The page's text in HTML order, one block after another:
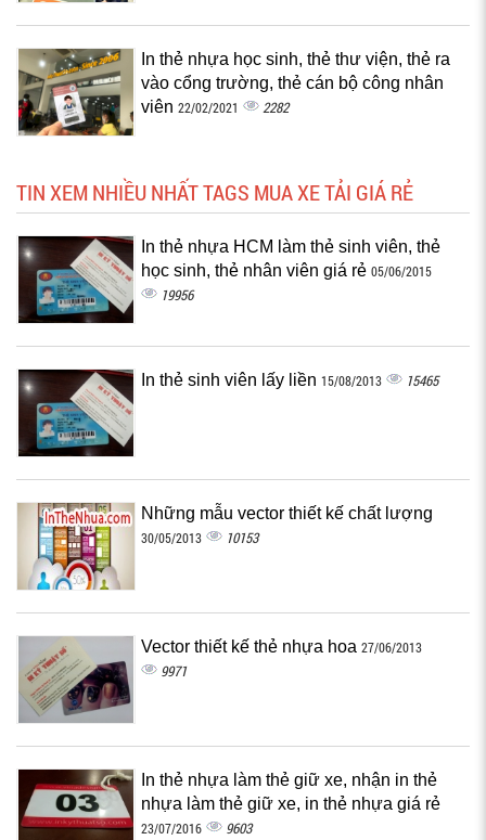
In thẻ nhựa học sinh, thẻ thư viện, thẻ ra
vào cổng trường, thẻ cán bộ công nhân
viên 22/02/2021 2282
TIN XEM NHIỀU NHẤT TAGS MUA XE TẢI GIÁ RẺ
In thẻ nhựa HCM làm thẻ sinh viên, thẻ
học sinh, thẻ nhân viên giá rẻ 05/06/2015
19956
In thẻ sinh viên lấy liền 15/08/2013 15465
Những mẫu vector thiết kế chất lượng
30/05/2013 10153
Vector thiết kế thẻ nhựa hoa 27/06/2013
9971
In thẻ nhựa làm thẻ giữ xe, nhận in thẻ
nhựa làm thẻ giữ xe, in thẻ nhựa giá rẻ
23/07/2016 9603